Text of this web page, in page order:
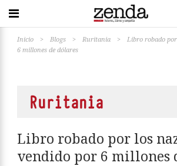
Inicio > Blogs > Ruritania >
Libro robado
6 millones de dólares
Ruritania
Libro robado por los
vendido por 6 millones